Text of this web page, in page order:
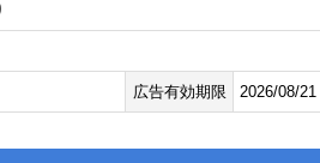
広告有効期限 2026/08/21